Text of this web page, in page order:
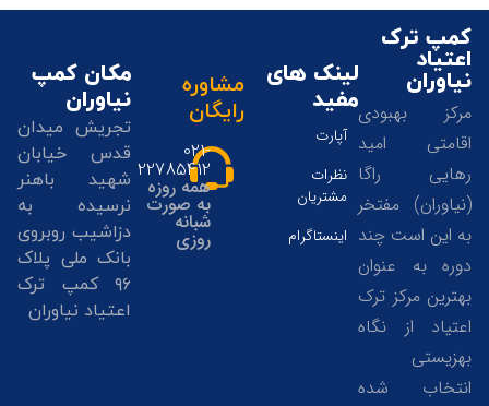
کمپ ترک
اعتیاد
نیاوران
مرکز بهبودی
اقامتی امید
رهایی راگا
(نیاوران) مفتخر
به این است چند
دوره به عنوان
بهترین مرکز ترک
اعتیاد از نگاه
بهزیستی
انتخاب شده
لینک های
مفید
آپارت
نظرات
مشتریان
اینستاگرام
مشاوره
رایگان
021-
22785412
همه روزه
به صورت
شبانه
روزی
مکان کمپ
نیاوران
تجریش میدان
قدس خیابان
شهید باهنر
نرسیده به
دزاشیب روبروی
بانک ملی پلاک
۹۶ کمپ ترک
اعتیاد نیاوران